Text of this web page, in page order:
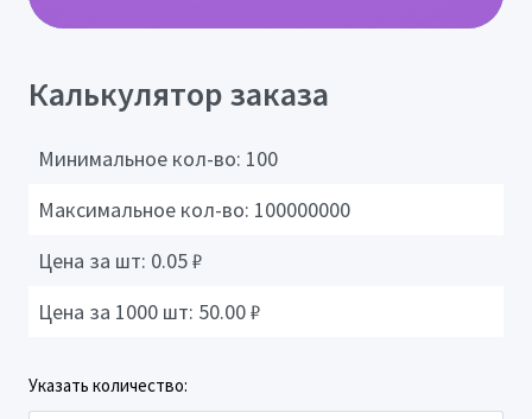
Калькулятор заказа
Минимальное кол-во: 100
Максимальное кол-во: 100000000
Цена за шт: 0.05₽
Цена за 1000 шт: 50.00₽
Указать количество: